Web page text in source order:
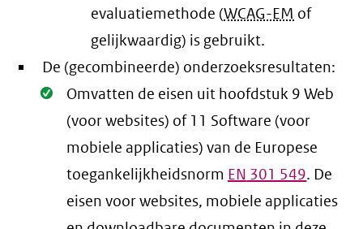
evaluatiemethode (WCAG-EM of
gelijkwaardig) is gebruikt.
De (gecombineerde) onderzoeksresultaten:
Oké.
Omvatten de eisen uit hoofdstuk 9 Web
(voor websites) of 11 Software (voor
mobiele applicaties) van de Europese
toegankelijkheidsnorm EN 301 549. De
eisen voor websites, mobiele applicaties